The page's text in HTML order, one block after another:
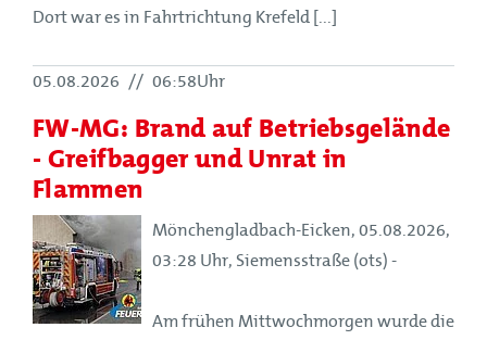
Dort war es in Fahrtrichtung Krefeld [...]
05.08.2026 // 06:58Uhr
FW-MG: Brand auf Betriebsgelände
- Greifbagger und Unrat in
Flammen
Mönchengladbach-Eicken, 05.08.2026,
03:28 Uhr, Siemensstraße (ots) -
Am frühen Mittwochmorgen wurde die